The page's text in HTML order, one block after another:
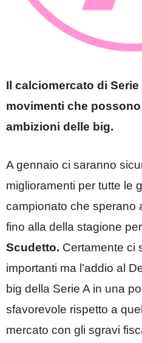
Il calciomercato di
movimenti che
ambizioni delle big.
A gennaio ci saranno
miglioramenti per tutte le
campionato che sperano
fino alla della stagione
Scudetto. Certamente ci
importanti ma l’addio al
big della Serie A in una
sfavorevole rispetto a
mercato con gli sgravi